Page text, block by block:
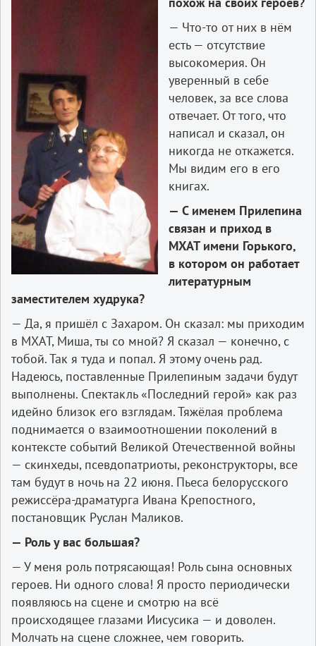
— Что-то от них в нём
есть — отсутствие
высокомерия. Он
уверенный в себе
человек, за все слова
отвечает. От того, что
написал и сказал, он
никогда не откажется.
Мы видим его в его
книгах.
— С именем Прилепина
связан и приход в
МХАТ имени Горького,
в котором он работает
литературным
заместителем худрука?
— Да, я пришёл с Захаром. Он сказал: мы приходим
в МХАТ, Миша, ты со мной? Я сказал — конечно, с
тобой. Так я туда и попал. Я этому очень рад.
Надеюсь, поставленные Прилепиным задачи будут
выполнены. Спектакль «Последний герой» как раз
идейно близок его взглядам. Тяжёлая проблема
поднимается о взаимоотношении поколений в
контексте событий Великой Отечественной войны
— скинхеды, псевдопатриоты, реконструкторы, все
там будут в ночь на 22 июня. Пьеса белорусского
режиссёра-драматурга Ивана Крепостного,
постановщик Руслан Маликов.
— Роль у вас большая?
— У меня роль потрясающая! Роль сына основных
героев. Ни одного слова! Я просто периодически
появляюсь на сцене и смотрю на всё
происходящее глазами Иисусика — и доволен.
Молчать на сцене сложнее, чем говорить.